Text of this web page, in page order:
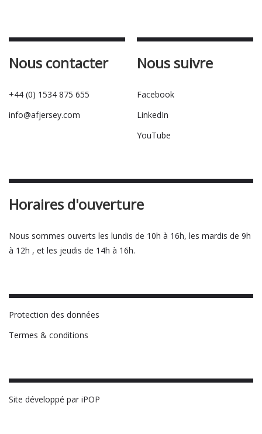
Nous contacter
+44 (0) 1534 875 655
info@afjersey.com
Nous suivre
Facebook
LinkedIn
YouTube
Horaires d'ouverture
Nous sommes ouverts les lundis de 10h à 16h, les mardis de 9h
à 12h , et les jeudis de 14h à 16h.
Protection des données
Termes & conditions
Site développé par iPOP